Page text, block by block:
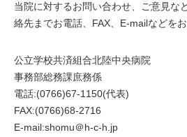
当院に対するお問い合わせ、ご意見な
絡先までお電話、FAX、E-mailなどをお
公立学校共済組合北陸中央病院
事務部総務課庶務係
電話:(0766)67-1150(代表)
FAX:(0766)68-2716
E-mail:shomu＠h-c-h.jp